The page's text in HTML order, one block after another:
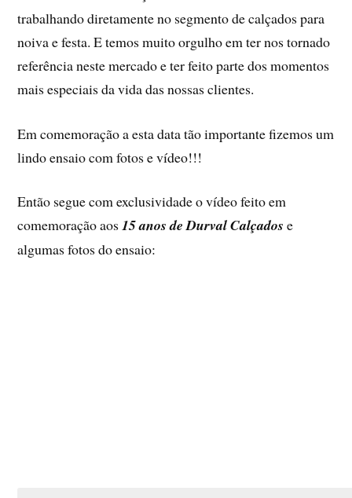
trabalhando diretamente no segmento de calçados para
noiva e festa. E temos muito orgulho em ter nos tornado
referência neste mercado e ter feito parte dos momentos
mais especiais da vida das nossas clientes.
Em comemoração a esta data tão importante fizemos um
lindo ensaio com fotos e vídeo!!!
Então segue com exclusividade o vídeo feito em
comemoração aos15 anos de Durval Calçadose
algumas fotos do ensaio: